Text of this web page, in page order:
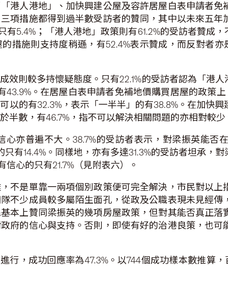
港人港地」、加快興建公屋及容許居屋白表申請者
項措施都得到過半數受訪者的贊同，其中以未來五年
有5.4%；「港人港地」政策則有61.2%的受訪者贊成
措施則支持度稍遜，有52.4%表示贊成，而反對者
效則較多持懷疑態度。只有22.1%的受訪者認為「港
43.9%。在居屋白表申請者免補地價購買居屋的政策
以的有32.3%，表示「一半半」的有38.8%。在加快
半數，有46.7%，指不可以解決相關問題的亦相對較少
心亦普遍不大。38.7%的受訪者表示，對梁振英能否
只有14.4%。同樣地，亦有多達31.3%的受訪者坦承，
心的只有21.7%（見附表六）。
不是單靠一兩項個別政策便可完全解決，市民對以
不少成員較多屬陌生面孔，從政及公職表現未見經
本上贊同梁振英的幾項房屋政策，但對其能否真正
府的信心與支持。否則，即使有好的治港良策，也
行，成功回應率為47.3%。以744個成功樣本數推算